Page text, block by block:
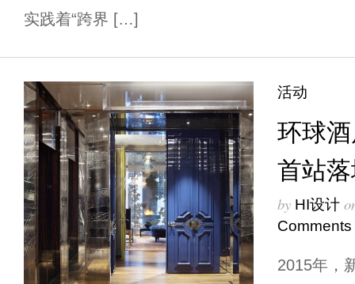
实践着“跨界 […]
活动
环球
首站
by HI设计
Comments
2015年，